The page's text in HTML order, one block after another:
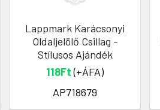
Lappmark Karácsonyi
Oldaljelölő Csillag -
Stílusos Ajándék
118Ft(+ÁFA)
AP718679